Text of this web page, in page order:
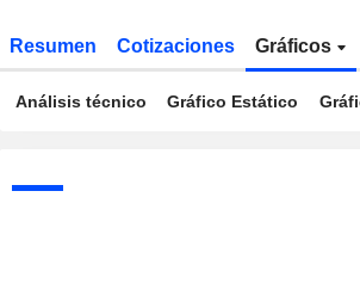
Resumen Cotizaciones Gráficos
Análisis técnico Gráfico Estático